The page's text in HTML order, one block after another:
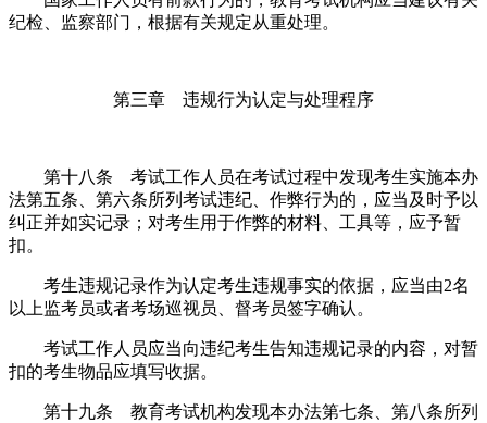
纪检、监察部门，根据有关规定从重处理。
第三章 违规行为认定与处理程序
第十八条 考试工作人员在考试过程中发现考生实施本办
法第五条、第六条所列考试违纪、作弊行为的，应当及时予以
纠正并如实记录；对考生用于作弊的材料、工具等，应予暂
扣。
考生违规记录作为认定考生违规事实的依据，应当由2名
以上监考员或者考场巡视员、督考员签字确认。
考试工作人员应当向违纪考生告知违规记录的内容，对暂
扣的考生物品应填写收据。
第十九条 教育考试机构发现本办法第七条、第八条所列